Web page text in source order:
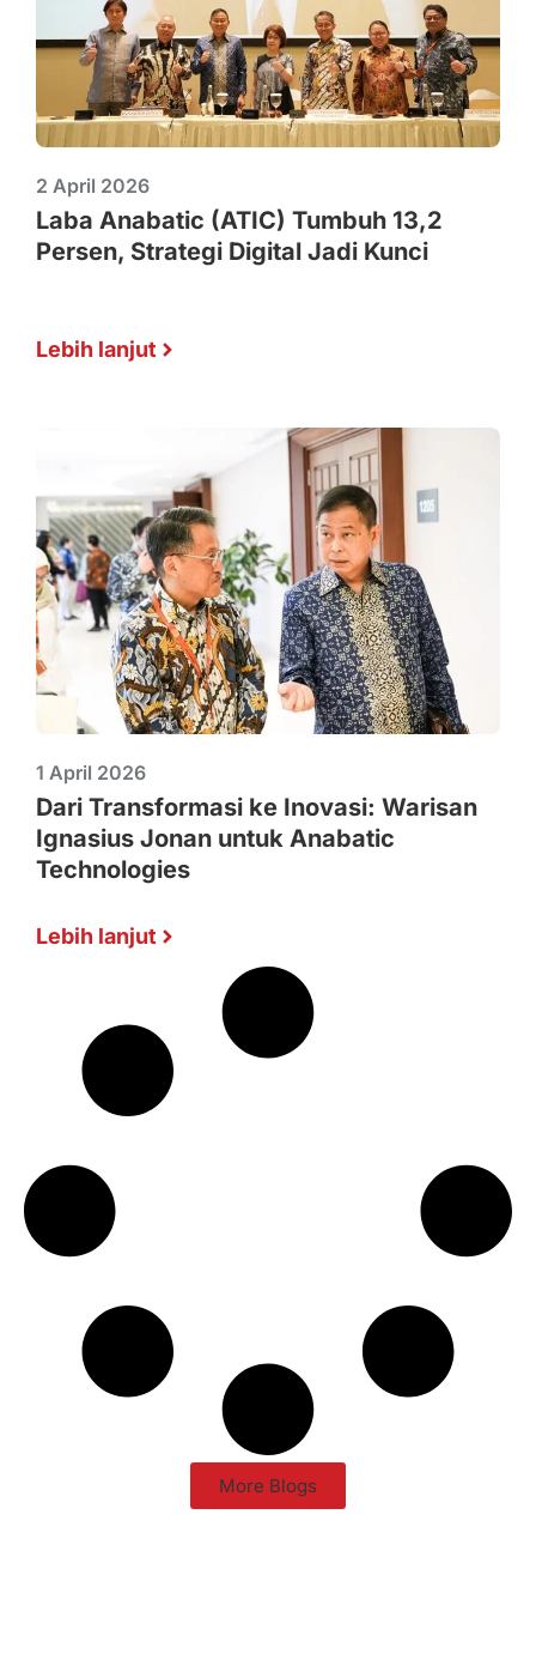
2 April 2026
Laba Anabatic (ATIC) Tumbuh 13,2
Persen, Strategi Digital Jadi Kunci
Lebih lanjut
1 April 2026
Dari Transformasi ke Inovasi: Warisan
Ignasius Jonan untuk Anabatic
Technologies
Lebih lanjut
More Blogs